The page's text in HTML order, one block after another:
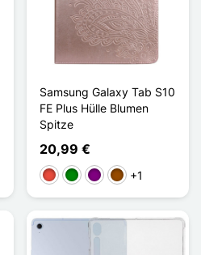
Samsung Galaxy Tab S10
FE Plus Hülle Blumen
Spitze
20,99 €
Rot GrünViolettBraun
+1